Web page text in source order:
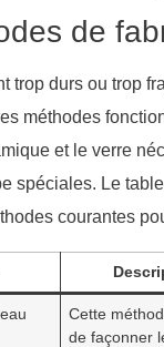
de
trop durs ou trop
méthodes
et le verre
spéciales. Le
courantes
Cette
de façonner